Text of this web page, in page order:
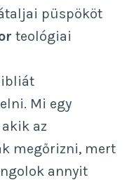
püspököt
teológiai
Mi egy
az
megőrizni, mert
annyit